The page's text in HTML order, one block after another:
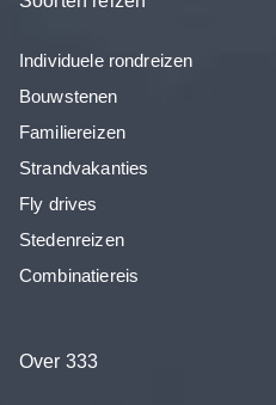
Individuele rondreizen
Bouwstenen
Familiereizen
Strandvakanties
Fly drives
Stedenreizen
Combinatiereis
Over 333